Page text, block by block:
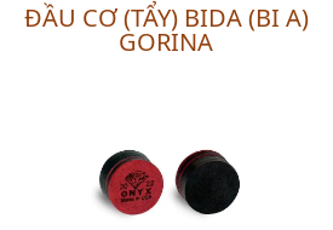
ĐẦU CƠ (TẨY) BIDA (BI A)
GORINA